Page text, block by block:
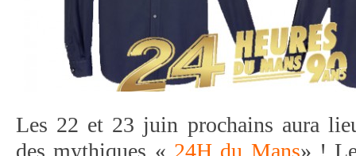
Les 22 et 23 juin prochains aura
des mythiques « 24H du Mans» !